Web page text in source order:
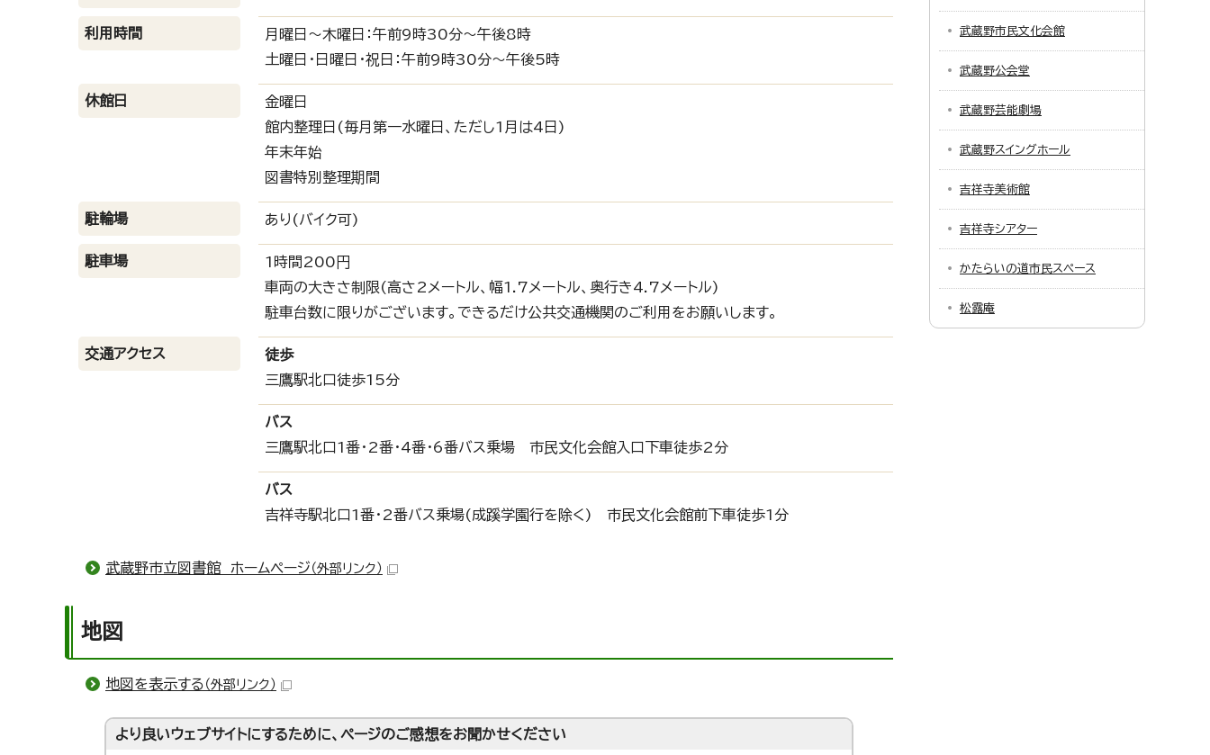
利用時間
月曜日～木曜日：午前9時30分～午後8時
土曜日・日曜日・祝日：午前9時30分～午後5時
休館日
金曜日
館内整理日(毎月第一水曜日、ただし1月は4日)
年末年始
図書特別整理期間
駐輪場 あり(バイク可)
駐車場
1時間200円
車両の大きさ制限(高さ2メートル、幅1.7メートル、奥行き4.7メートル)
駐車台数に限りがございます。できるだけ公共交通機関のご利用をお願いします。
交通アクセス
徒歩
三鷹駅北口徒歩15分
バス
三鷹駅北口1番・2番・4番・6番バス乗場 市民文化会館入口下車徒歩2分
バス
吉祥寺駅北口1番・2番バス乗場(成蹊学園行を除く) 市民文化会館前下車徒歩1分
武蔵野市立図書館 ホームページ （外部リンク）
地図
地図を表示する （外部リンク）
より良いウェブサイトにするために、ページのご感想をお聞かせください
武蔵野市民文化会館
武蔵野公会堂
武蔵野芸能劇場
武蔵野スイングホール
吉祥寺美術館
吉祥寺シアター
かたらいの道市民スペース
松露庵